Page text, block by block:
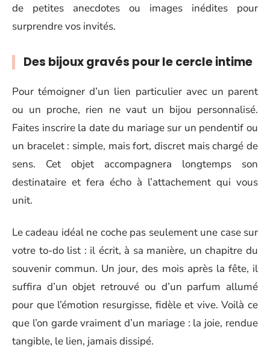
de petites anecdotes ou images inédites pour
surprendre vos invités.
Des bijoux gravés pour le cercle intime
Pour témoigner d’un lien particulier avec un parent
ou un proche, rien ne vaut un bijou personnalisé.
Faites inscrire la date du mariage sur un pendentif ou
un bracelet : simple, mais fort, discret mais chargé de
sens. Cet objet accompagnera longtemps son
destinataire et fera écho à l’attachement qui vous
unit.
Le cadeau idéal ne coche pas seulement une case sur
votre to-do list : il écrit, à sa manière, un chapitre du
souvenir commun. Un jour, des mois après la fête, il
suffira d’un objet retrouvé ou d’un parfum allumé
pour que l’émotion resurgisse, fidèle et vive. Voilà ce
que l’on garde vraiment d’un mariage : la joie, rendue
tangible, le lien, jamais dissipé.